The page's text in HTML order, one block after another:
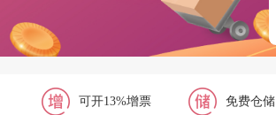
可开13%增票 免费仓储